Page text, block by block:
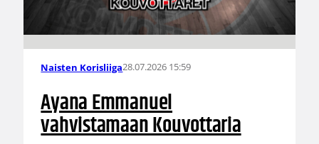
Naisten Korisliiga28.07.2026 15:59
Ayana Emmanuel
vahvistamaan Kouvottaria